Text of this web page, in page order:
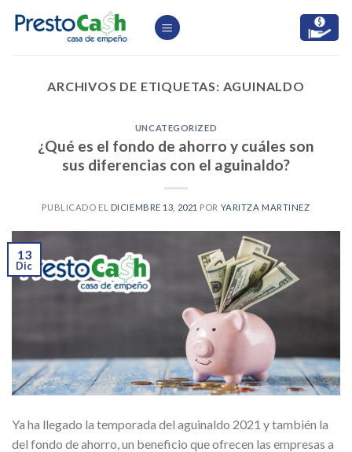
ARCHIVOS DE ETIQUETAS: AGUINALDO
UNCATEGORIZED
¿Qué es el fondo de ahorro y cuáles son
sus diferencias con el aguinaldo?
PUBLICADO EL DICIEMBRE 13, 2021 POR YARITZA MARTINEZ
13
Dic
Ya ha llegado la temporada del aguinaldo 2021 y también la
del fondo de ahorro, un beneficio que ofrecen las empresas a